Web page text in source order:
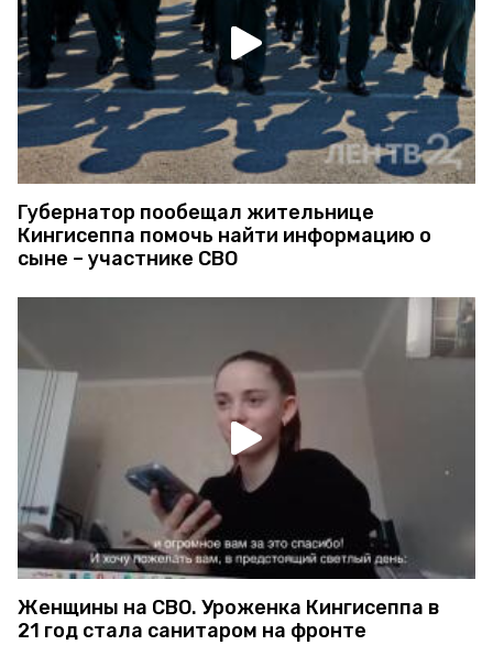
Губернатор пообещал жительнице
Кингисеппа помочь найти информацию о
сыне – участнике СВО
Женщины на СВО. Уроженка Кингисеппа в
21 год стала санитаром на фронте